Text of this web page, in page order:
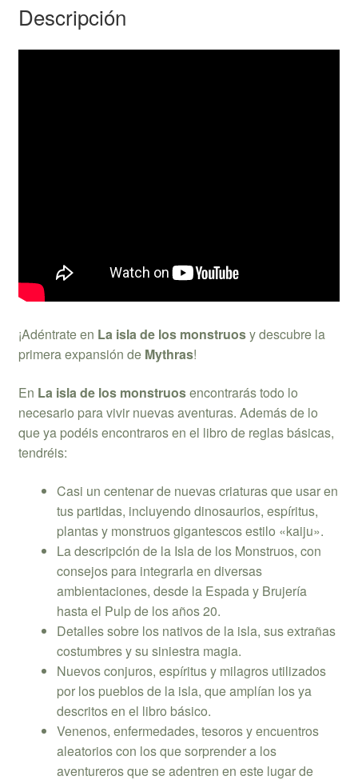
Descripción
¡Adéntrate en La isla de los monstruosy descubre la
primera expansión de Mythras!
En La isla de los monstruosencontrarás todo lo
necesario para vivir nuevas aventuras. Además de lo
que ya podéis encontraros en el libro de reglas básicas,
tendréis:
Casi un centenar de nuevas criaturas que usar en
tus partidas, incluyendo dinosaurios, espíritus,
plantas y monstruos gigantescos estilo «kaiju».
La descripción de la Isla de los Monstruos, con
consejos para integrarla en diversas
ambientaciones, desde la Espada y Brujería
hasta el Pulp de los años 20.
Detalles sobre los nativos de la isla, sus extrañas
costumbres y su siniestra magia.
Nuevos conjuros, espíritus y milagros utilizados
por los pueblos de la isla, que amplían los ya
descritos en el libro básico.
Venenos, enfermedades, tesoros y encuentros
aleatorios con los que sorprender a los
aventureros que se adentren en este lugar de